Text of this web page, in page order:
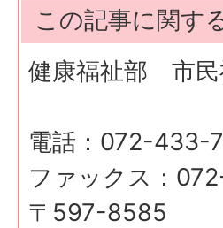
この記事に関す
健康福祉部 市民
電話：072-433-
ファックス：
〒597-8585